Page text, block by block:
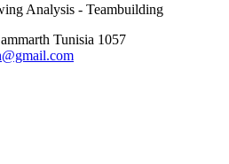
Analysis - Teambuilding
Tunisia 1057